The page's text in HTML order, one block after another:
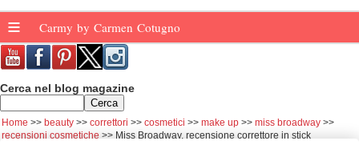
≡ Carmy by Carmen Cotugno
Cerca nel blog magazine
Home beauty correttori cosmetici make up
miss broadway
recensioni cosmetiche
Miss Broadway, recensione correttore in stick